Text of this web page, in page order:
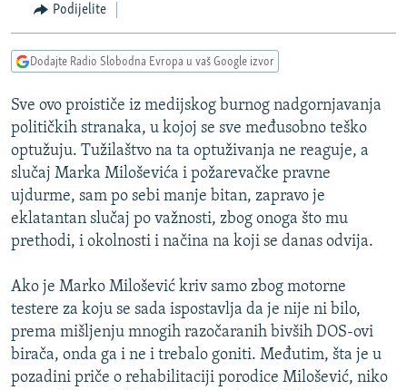
Pređite
pretragu
KOSOVO
VIZUELNO
VIDEO
FOTOGALERIJE
INFOGRAFIKE
PODCASTI
RAT U UKRAJINI
KINA NA BALKANU
RSE PRIČE IZ SVIJETA
ISPRIČAJ MI
SPECIJALI RSE
VIŠE OD NASLOVA
GENOCID U SREBRENICI
PRATITE NAS
Podijelite
Dodajte Radio Slobodna Evropa u vaš Google izvor
Sve ovo proističe iz medijskog burnog nadgornjavanja
političkih stranaka, u kojoj se sve međusobno teško
optužuju. Tužilaštvo na ta optuživanja ne reaguje, a
slučaj Marka Miloševića i požarevačke pravne
ujdurme, sam po sebi manje bitan, zapravo je
eklatantan slučaj po važnosti, zbog onoga što mu
prethodi, i okolnosti i načina na koji se danas odvija.
Ako je Marko Milošević kriv samo zbog motorne
testere za koju se sada ispostavlja da je nije ni bilo,
prema mišljenju mnogih razočaranih bivših DOS-ovi
birača, onda ga i ne i trebalo goniti. Međutim, šta je u
pozadini priče o rehabilitaciji porodice Milošević, niko